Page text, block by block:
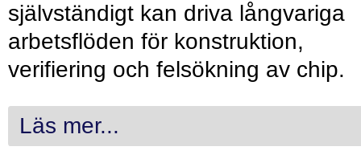
självständigt kan driva långvariga
arbetsflöden för konstruktion,
verifiering och felsökning av chip.
Läs mer...